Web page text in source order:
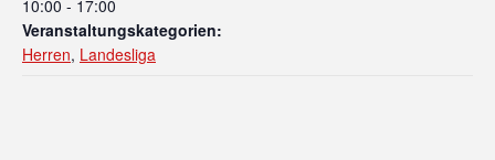
10:00 - 17:00
Veranstaltungskategorien:
Herren, Landesliga